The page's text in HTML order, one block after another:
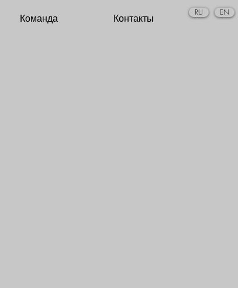
Команда Контакты EN
RU